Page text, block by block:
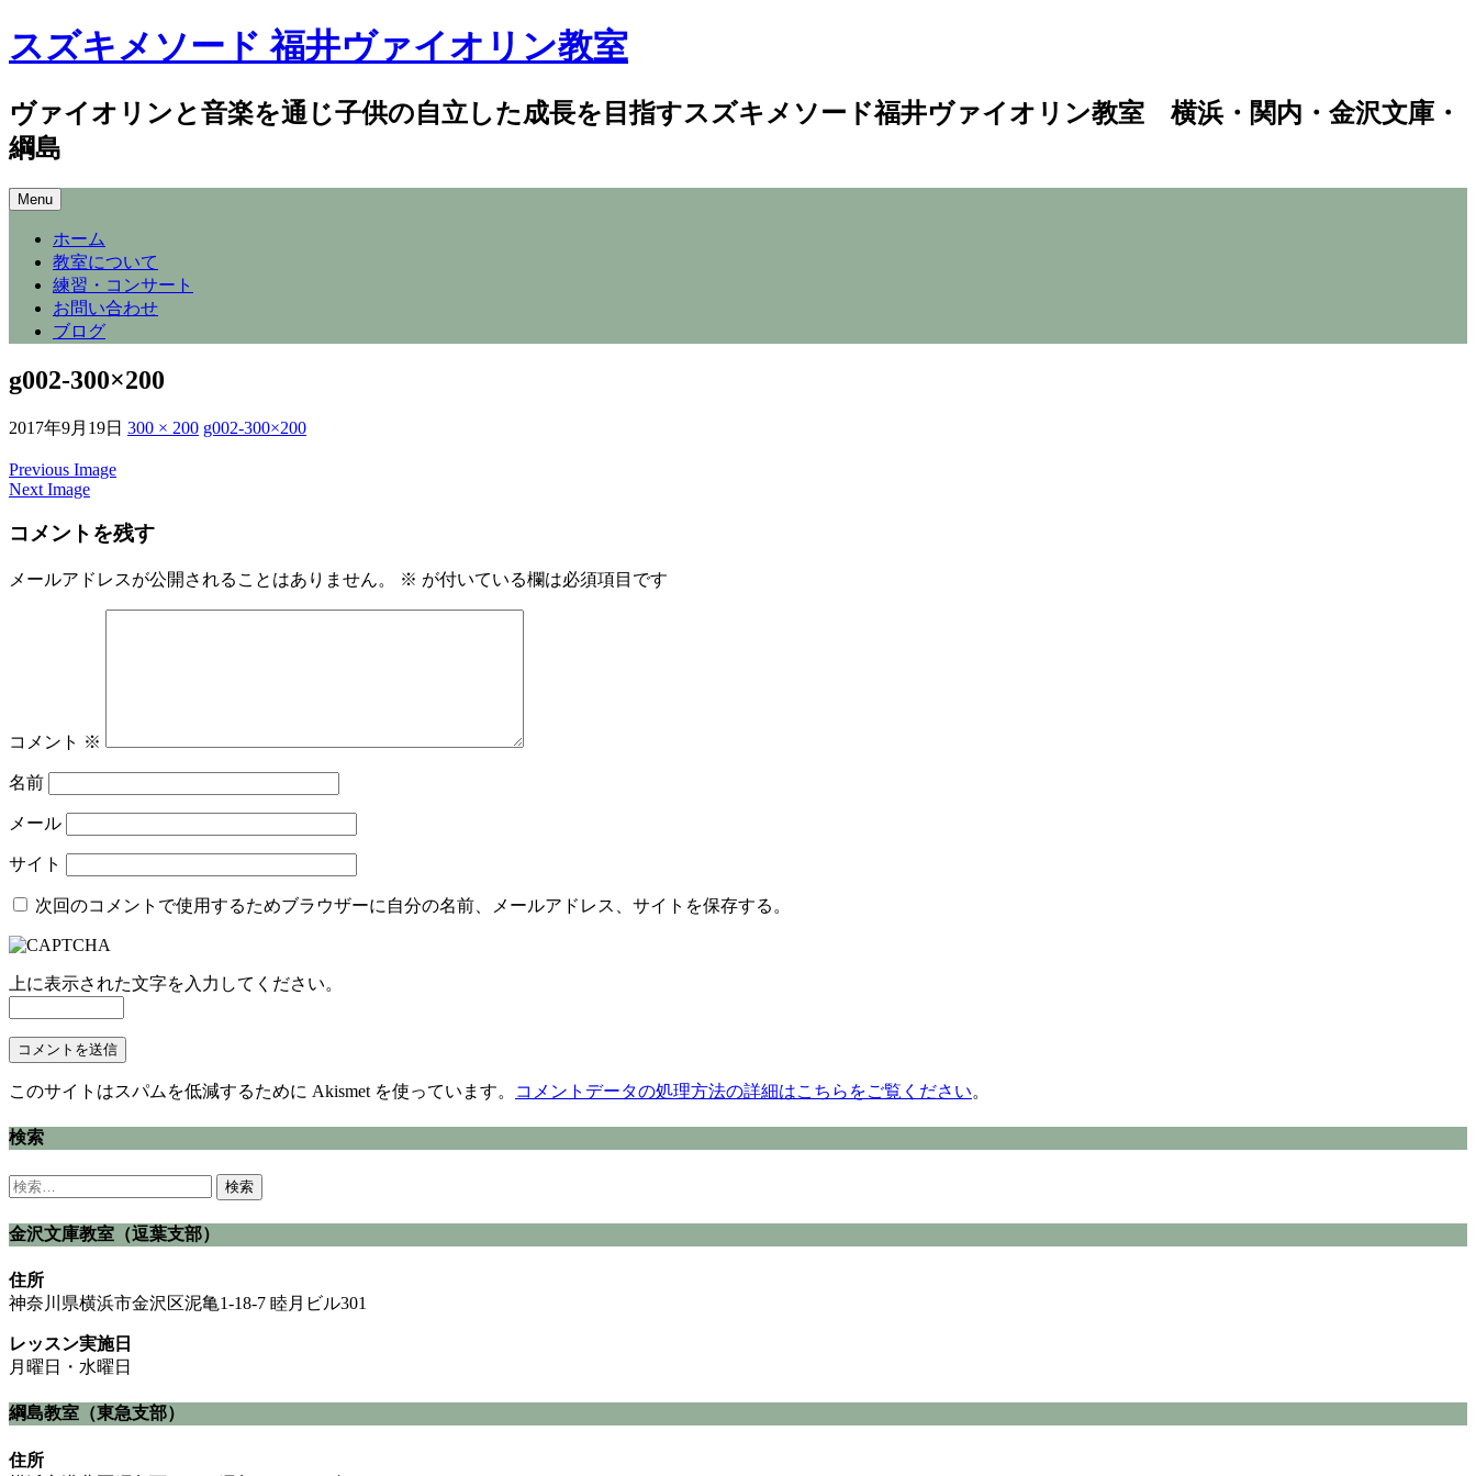
スズキメソード 福井ヴァイオリン教室
ヴァイオリンと音楽を通じ子供の自立した成長を目指すスズキメソード福井ヴァイオリン教室 横浜・関内・金沢文庫・
綱島
Menu
to
content
ホーム
教室について
練習・コンサート
お問い合わせ
ブログ
g002-300×200
2017年9月19日 300 × 200 g002-300×200
Previous Image
Next Image
コメントを残す
メールアドレスが公開されることはありません。 ※ が付いている欄は必須項目です
コメント ※
名前
メール
サイト
次回のコメントで使用するためブラウザーに自分の名前、メールアドレス、サイトを保存する。
上に表示された文字を入力してください。
このサイトはスパムを低減するために Akismet を使っています。 コメントデータの処理方法の詳細はこちらをご覧ください。
検索
検
金沢文庫教室（逗葉支部）
住所
神奈川県横浜市金沢区泥亀1-18-7 睦月ビル301
レッスン実施日
月曜日・水曜日
綱島教室（東急支部）
住所